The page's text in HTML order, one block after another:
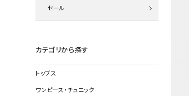
セール
カテゴリから探す
トップス
ワンピース・チュニック